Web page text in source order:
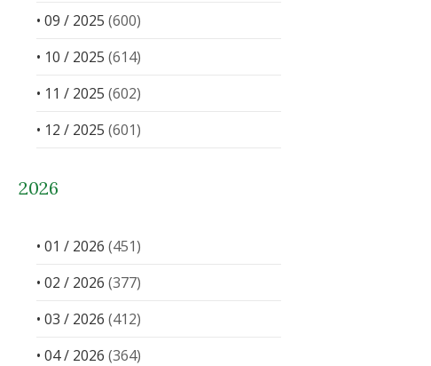
• 09 / 2025 (600)
• 10 / 2025 (614)
• 11 / 2025 (602)
• 12 / 2025 (601)
2026
• 01 / 2026 (451)
• 02 / 2026 (377)
• 03 / 2026 (412)
• 04 / 2026 (364)